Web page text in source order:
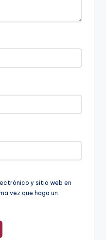
y sitio web en
vez que haga un